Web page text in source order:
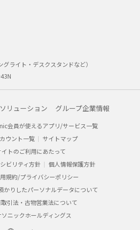
ライト・デスクスタンドなど）
リューション グループ企業情報
会員が使えるアプリ/サービス一覧
ウント一覧
サイトマップ
イトのご利用にあたって
ビリティ方針
個人情報保護方針
規約/プライバシーポリシー
かりしたパーソナルデータについて
引法・古物営業法について
ソニックホールディングス